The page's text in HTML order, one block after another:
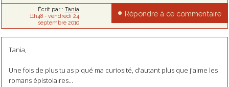
Écrit par : Tania
11h48- vendredi 24
septembre 2010
Répondre à ce commentaire
Tania,
Une fois de plus tu as piqué ma curiosité, d'autant plus que j'aime les
romans épistolaires...